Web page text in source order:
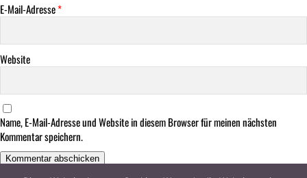
E-Mail-Adresse*
Website
Name, E-Mail-Adresse und Website in diesem Browser für meinen nächsten
Kommentar speichern.